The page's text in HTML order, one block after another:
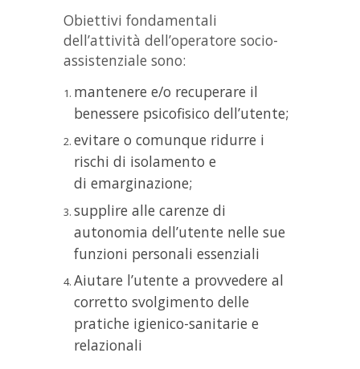
Obiettivi fondamentali
dell’attività dell’operatore socio-
assistenziale sono:
mantenere e/o recuperare il
benessere psicofisico dell’utente;
evitare o comunque ridurre i
rischi di isolamento e
di emarginazione;
supplire alle carenze di
autonomia dell’utente nelle sue
funzioni personali essenziali
Aiutare l’utente a provvedere al
corretto svolgimento delle
pratiche igienico-sanitarie e
relazionali